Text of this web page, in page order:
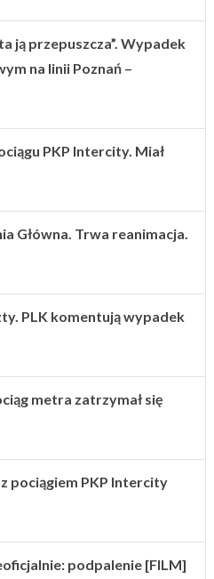
ją przepuszcza”. Wypadek
na linii Poznań –
PKP Intercity. Miał
Główna. Trwa reanimacja.
PLK komentują wypadek
metra zatrzymał się
pociągiem PKP Intercity
podpalenie [FILM]